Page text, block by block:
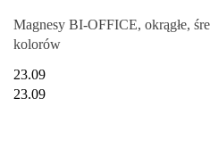
Magnesy BI-OFFICE, okrągłe,
kolorów
23.09
23.09